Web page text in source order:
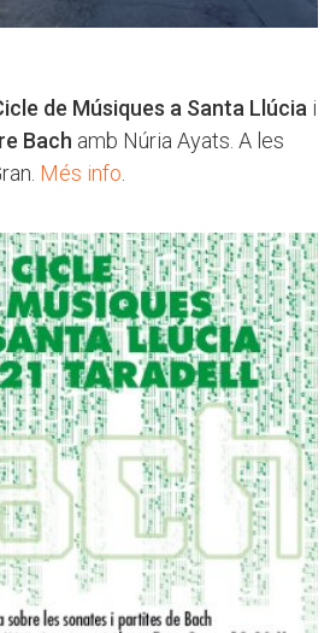
de Músiques a Santa Llúcia i
Bach amb Núria Ayats. A les
Més info